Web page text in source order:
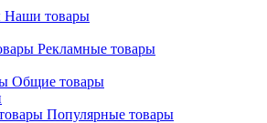
Наши товары
Рекламные товары
Общие товары
Популярные товары